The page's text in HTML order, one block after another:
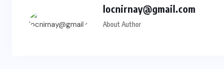
locnirnay@gmail.com
About Author